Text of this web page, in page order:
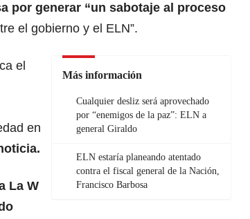
por generar “un sabotaje al proceso
el gobierno y el ELN”.
Más información
Cualquier desliz será aprovechado
por “enemigos de la paz”: ELN a
general Giraldo
ELN estaría planeando atentado
contra el fiscal general de la Nación,
Francisco Barbosa
el
en
La W